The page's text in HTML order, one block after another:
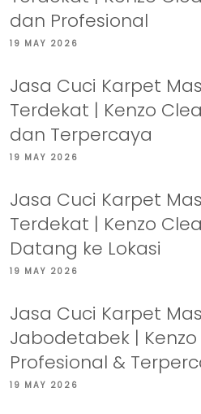
dan Profesional
19 MAY 2026
Jasa Cuci Karpet
Terdekat | Kenzo
dan Terpercaya
19 MAY 2026
Jasa Cuci Karpet
Terdekat | Kenzo
Datang ke Lokasi
19 MAY 2026
Jasa Cuci Karpet
Jabodetabek |
Profesional &
19 MAY 2026